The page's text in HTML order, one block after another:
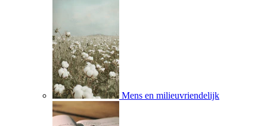
Mens en milieuvriendelijk